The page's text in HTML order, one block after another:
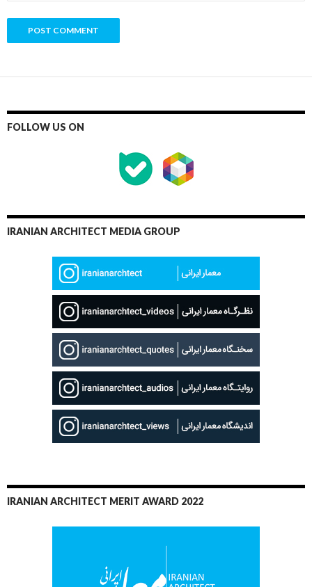
FOLLOW US ON
IRANIAN ARCHITECT MEDIA GROUP
IRANIAN ARCHITECT MERIT AWARD 2022